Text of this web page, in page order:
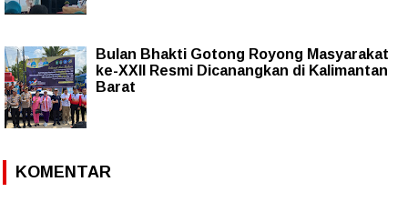
Bulan Bhakti Gotong Royong Masyarakat
ke-XXII Resmi Dicanangkan di Kalimantan
Barat
KOMENTAR